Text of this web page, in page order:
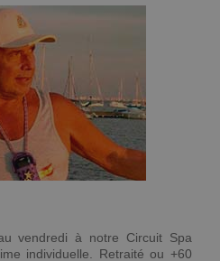
vendredi à notre Circuit Spa
individuelle. Retraité ou +60